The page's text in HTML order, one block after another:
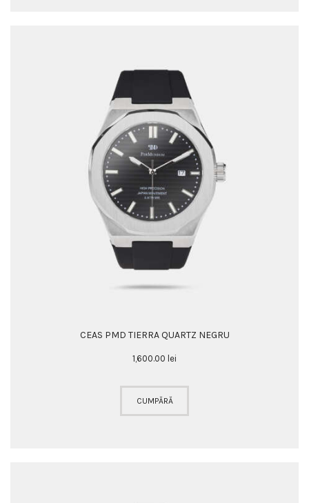
CEAS PMD TIERRA QUARTZ NEGRU
1,600.00 lei
CUMPĂRĂ